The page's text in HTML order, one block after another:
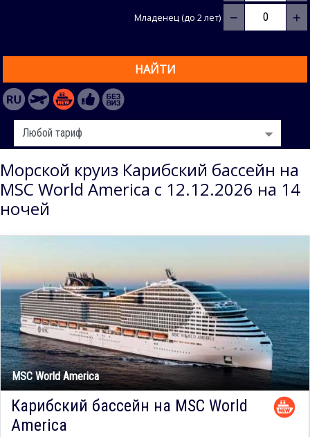
Младенец (до 2 лет) − +
НАЙТИ
Морской круиз Карибский бассейн на
MSC World America с 12.12.2026 на 14
ночей
MSC World America
Карибский бассейн на MSC World
America